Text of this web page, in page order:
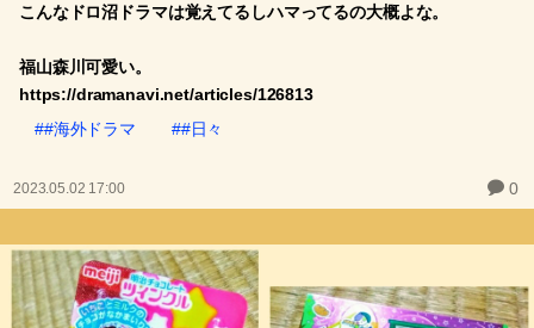
こんなドロ沼ドラマは覚えてるしハマってるの大概よな。
福山森川可愛い。
https://dramanavi.net/articles/126813
##海外ドラマ
##日々
2023.05.02 17:00 0